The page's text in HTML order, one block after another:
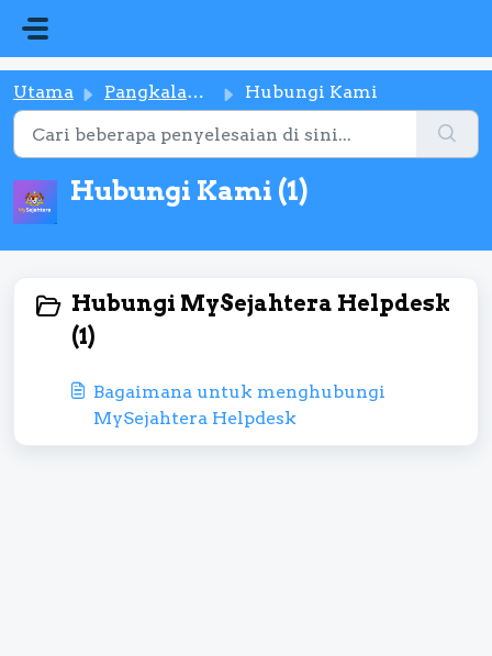
Utama Pangkalan pengetahuan Hubungi Kami
Hubungi Kami (1)
Hubungi MySejahtera Helpdesk
(1)
Bagaimana untuk menghubungi
MySejahtera Helpdesk